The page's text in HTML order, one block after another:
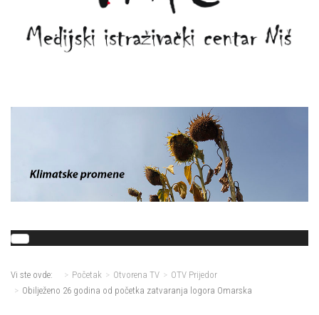
Vi ste ovde: Početak Otvorena TV
OTV Prijedor
Obilježeno 26 godina od početka zatvaranja logora Omarska